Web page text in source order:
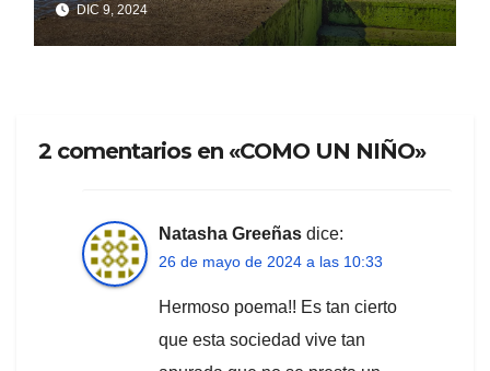
DIC 9, 2024
2 comentarios en «COMO UN NIÑO»
Natasha Greeñas dice:
26 de mayo de 2024 a las 10:33
Hermoso poema!! Es tan cierto
que esta sociedad vive tan